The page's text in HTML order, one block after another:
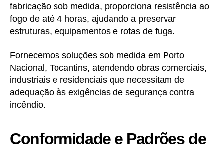
fabricação sob medida, proporciona resistência ao
fogo de até 4 horas, ajudando a preservar
estruturas, equipamentos e rotas de fuga.
Fornecemos soluções sob medida em Porto
Nacional, Tocantins, atendendo obras comerciais,
industriais e residenciais que necessitam de
adequação às exigências de segurança contra
incêndio.
Conformidade e Padrões de